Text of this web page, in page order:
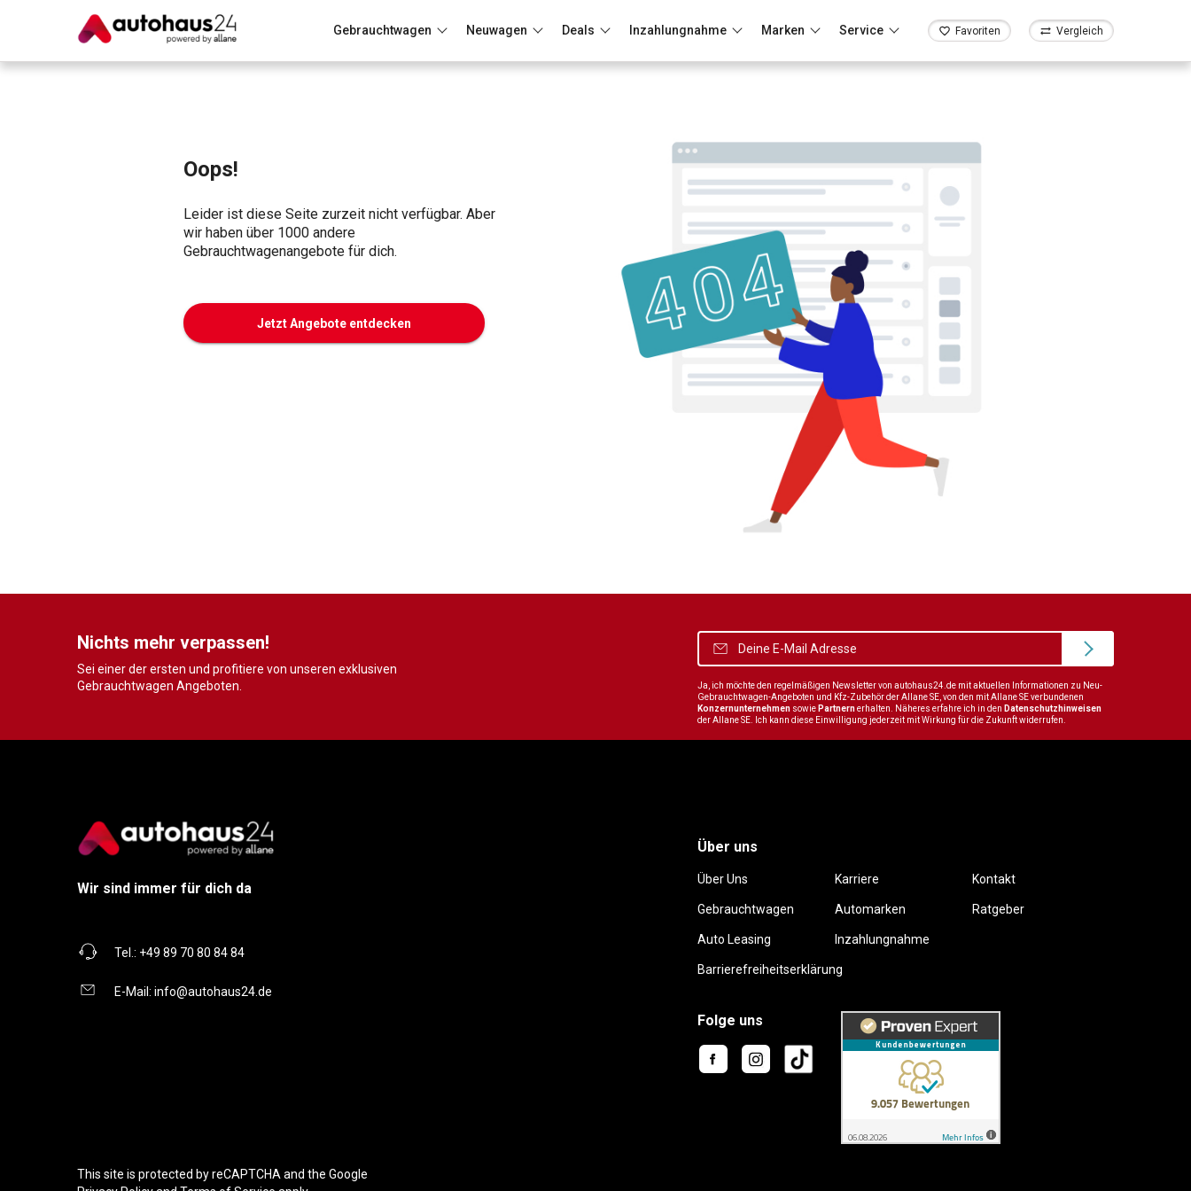
Gebrauchtwagen Neuwagen Deals Inzahlungnahme Marken Service Favoriten Vergleich
Oops!
Leider ist diese Seite zurzeit nicht verfügbar. Aber
wir haben über 1000 andere
Gebrauchtwagenangebote für dich.
Jetzt Angebote entdecken
Nichts mehr verpassen!
Sei einer der ersten und profitiere von unseren exklusiven
Gebrauchtwagen Angeboten.
Ja, ich möchte den regelmäßigen Newsletter von autohaus24.de mit aktuellen Informationen zu Neu-
Gebrauchtwagen-Angeboten und Kfz-Zubehör der Allane SE, von den mit Allane SE verbundenen
Konzernunternehmen sowie Partnernerhalten. Näheres erfahre ich in den Datenschutzhinweisen
der Allane SE. Ich kann diese Einwilligung jederzeit mit Wirkung für die Zukunft widerrufen.
Wir sind immer für dich da
Tel.: +49 89 70 80 84 84
E-Mail: info@autohaus24.de
Über uns
Über Uns Karriere Kontakt
Gebrauchtwagen Automarken Ratgeber
Auto Leasing Inzahlungnahme
Barrierefreiheitserklärung
Folge uns
This site is protected by reCAPTCHA and the Google